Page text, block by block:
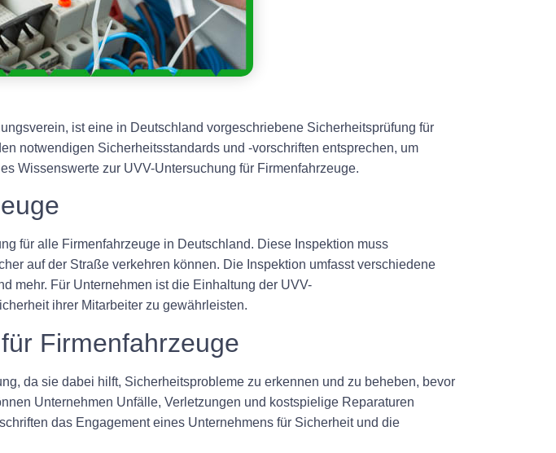
ist eine in Deutschland vorgeschriebene Sicherheitsprüfung für
notwendigen Sicherheitsstandards und -vorschriften entsprechen, um
Wissenswerte zur UVV-Untersuchung für Firmenfahrzeuge.
für alle Firmenfahrzeuge in Deutschland. Diese Inspektion muss
auf der Straße verkehren können. Die Inspektion umfasst verschiedene
mehr. Für Unternehmen ist die Einhaltung der UVV-
ihrer Mitarbeiter zu gewährleisten.
Firmenfahrzeuge
da sie dabei hilft, Sicherheitsprobleme zu erkennen und zu beheben, bevor
Unternehmen Unfälle, Verletzungen und kostspielige Reparaturen
das Engagement eines Unternehmens für Sicherheit und die